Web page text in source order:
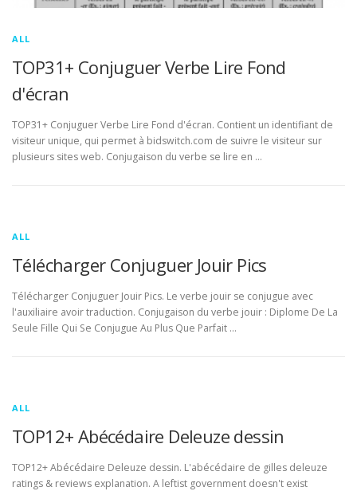
ALL
TOP31+ Conjuguer Verbe Lire Fond
d'écran
TOP31+ Conjuguer Verbe Lire Fond d'écran. Contient un identifiant de
visiteur unique, qui permet à bidswitch.com de suivre le visiteur sur
plusieurs sites web. Conjugaison du verbe se lire en …
ALL
Télécharger Conjuguer Jouir Pics
Télécharger Conjuguer Jouir Pics. Le verbe jouir se conjugue avec
l'auxiliaire avoir traduction. Conjugaison du verbe jouir : Diplome De La
Seule Fille Qui Se Conjugue Au Plus Que Parfait …
ALL
TOP12+ Abécédaire Deleuze dessin
TOP12+ Abécédaire Deleuze dessin. L'abécédaire de gilles deleuze
ratings & reviews explanation. A leftist government doesn't exist